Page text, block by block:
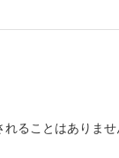
ることはありませ